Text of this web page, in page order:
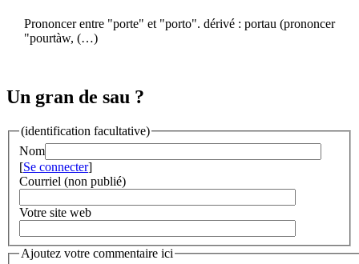
Prononcer entre "porte" et "porto". dérivé : portau (prononcer
"pourtàw, (…)
Un gran de sau ?
(identification facultative)
Nom
[Se connecter]
Courriel (non publié)
Votre site web
Ajoutez votre commentaire ici